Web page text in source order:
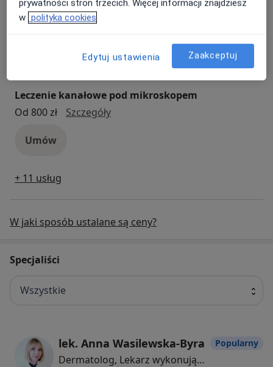
Konsultacja protetyczna
300 zł
Szczegółykonsultacja protetyczna
Leczenie kanałowe pod mikroskopem
Od 800 zł
Szczegółyleczenie kanałowe pod
Umów
+ 11 usług
W jaki sposób ustalane są ceny?
Specjaliści
Wszystkie
lek. Anna Wasilewska-Byra
Dermatolog, Lekarz wykonujący zabiegi medycyny estetycznej, Wenerolog
Popularny
prywatności stron trzecich. Więcej informacji znajdziesz
w polityka cookies
Edytuj ustawienia Zaakceptuj